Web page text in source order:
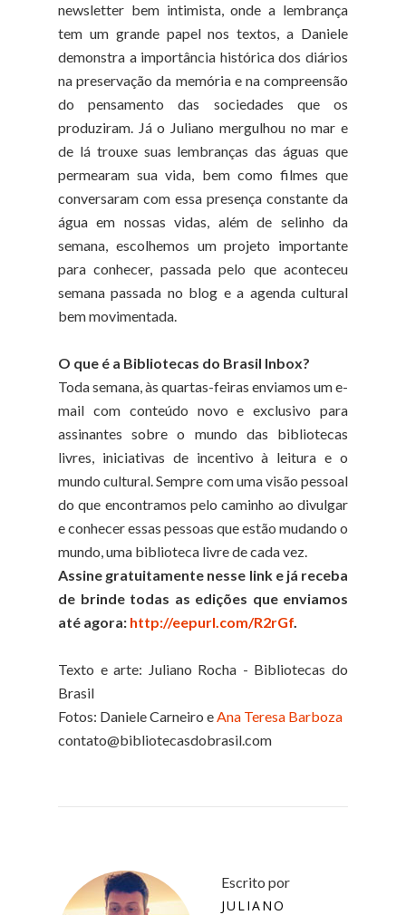
newsletter bem intimista, onde a lembrança
tem um grande papel nos textos, a Daniele
demonstra a importância histórica dos diários
na preservação da memória e na compreensão
do pensamento das sociedades que os
produziram. Já o Juliano mergulhou no mar e
de lá trouxe suas lembranças das águas que
permearam sua vida, bem como filmes que
conversaram com essa presença constante da
água em nossas vidas, além de selinho da
semana, escolhemos um projeto importante
para conhecer, passada pelo que aconteceu
semana passada no blog e a agenda cultural
bem movimentada.
O que é a Bibliotecas do Brasil Inbox?
Toda semana, às quartas-feiras enviamos um e-
mail com conteúdo novo e exclusivo para
assinantes sobre o mundo das bibliotecas
livres, iniciativas de incentivo à leitura e o
mundo cultural. Sempre com uma visão pessoal
do que encontramos pelo caminho ao divulgar
e conhecer essas pessoas que estão mudando o
mundo, uma biblioteca livre de cada vez.
Assine gratuitamente nesse link e já receba
de brinde todas as edições que enviamos
até agora: http://eepurl.com/R2rGf.
Texto e arte: Juliano Rocha - Bibliotecas do
Brasil
Fotos: Daniele Carneiro eAna Teresa Barboza
contato@bibliotecasdobrasil.com
Escrito por
JULIANO